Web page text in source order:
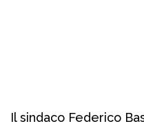
Il sindaco Federico